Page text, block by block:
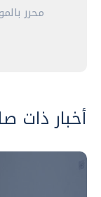
محرر
أخبار ذات